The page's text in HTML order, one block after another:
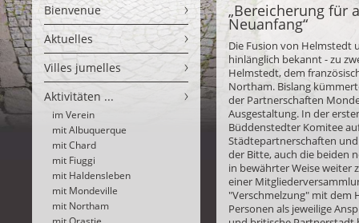
Bienvenue
Aktuelles
Villes jumelles
Aktivitäten ...
im Verein
mit Albuquerque
mit Chard
mit Fiuggi
mit Haldensleben
mit Mondeville
mit Northam
„Bereicherung für
Neuanfang“
Die Fusion von Helmstedt
hinlänglich bekannt - zu
Helmstedt, dem
Northam. Bislang
der Partnerschaften
Ausgestaltung. In der
Büddenstedter Komitee
Städtepartnerschaften
der Bitte, auch die beiden
in bewährter Weise weiter
einer
"Verschmelzung" mit dem
Personen als jeweilige